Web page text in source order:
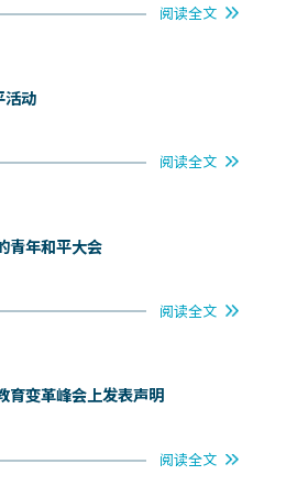
阅读全文
活动
阅读全文
青年和平大会
阅读全文
育变革峰会上发表声明
阅读全文